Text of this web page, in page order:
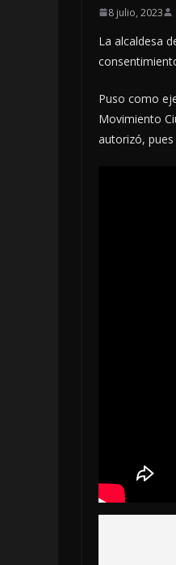
8 julio, 2023
La alcaldesa
Puso como
Movimiento
autorizó,